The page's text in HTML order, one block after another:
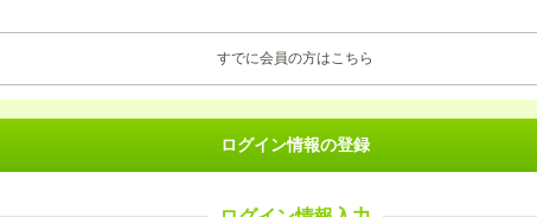
すでに会員の方はこちら
ログイン情報の登録